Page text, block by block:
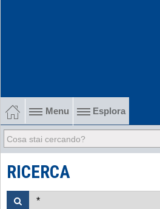
Menu Esplora
1902-1915 Gli esordi
1915-1945 Tra le due guerre
1945-1968 Dalla liberazione al '68
RICERCA